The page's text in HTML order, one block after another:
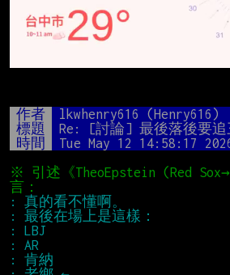
作者 lkwhenry616 (Henry616)
標題
Re: [討論] 最後落後要追
時間
Tue May 12 14:58:17
※ 引述《TheoEpstein (Red